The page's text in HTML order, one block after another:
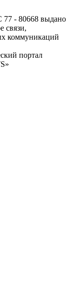
- 80668 выдано
связи,
коммуникаций
портал